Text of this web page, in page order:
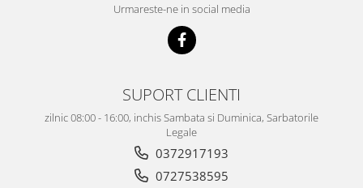
Urmareste-ne in social media
SUPORT CLIENTI
zilnic 08:00 - 16:00, inchis Sambata si Duminica, Sarbatorile
Legale
0372917193
0727538595